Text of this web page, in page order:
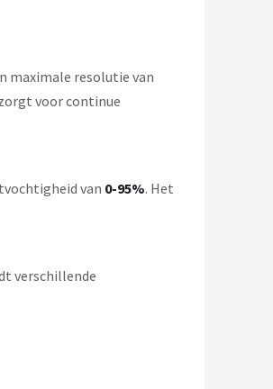
maximale resolutie van
voor continue
van 0-95%. Het
verschillende